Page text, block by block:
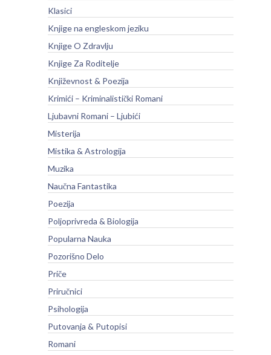
Klasici
Knjige na engleskom jeziku
Knjige O Zdravlju
Knjige Za Roditelje
Književnost & Poezija
Krimići – Kriminalistički Romani
Ljubavni Romani – Ljubići
Misterija
Mistika & Astrologija
Muzika
Naučna Fantastika
Poezija
Poljoprivreda & Biologija
Popularna Nauka
Pozorišno Delo
Priče
Priručnici
Psihologija
Putovanja & Putopisi
Romani